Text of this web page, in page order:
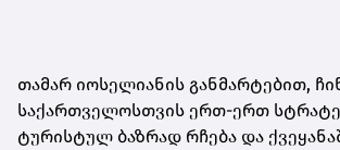
თამარ იოსელიანის განმარტებით,
საქართველოსთვის ერთ-ერთ
ტურისტულ ბაზრად რჩება და